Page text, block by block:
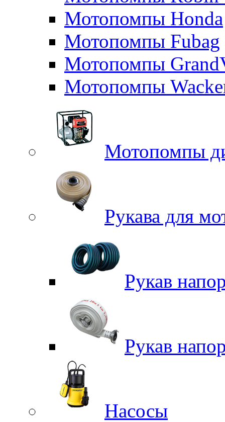
Мотопомпы Honda
Мотопомпы Fubag
Мотопомпы
Мотопомпы
Мотопомпы
Рукава для
Рукав
Рукав
Насосы